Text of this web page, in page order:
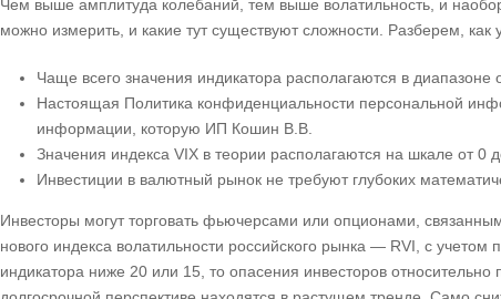
Чем выше амплитуда колебаний, тем выше волатильность, и
можно измерить, и какие тут существуют сложности. Разберем, как
Чаще всего значения индикатора располагаются в диапазоне
Настоящая Политика конфиденциальности персональной
информации, которую ИП Кошин В.В.
Значения индекса VIX в теории располагаются на шкале от 0
Инвестиции в валютный рынок не требуют глубоких
Инвесторы могут торговать фьючерсами или опционами,
нового индекса волатильности российского рынка — RVI, с
индикатора ниже 20 или 15, то опасения инвесторов